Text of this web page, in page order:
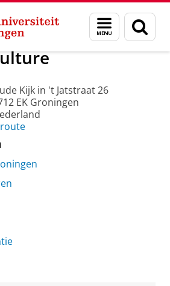
Menu
en
zoeken
zaken Waar vindt u ons
Kijk in 't Jatstraat 26
EK Groningen
route